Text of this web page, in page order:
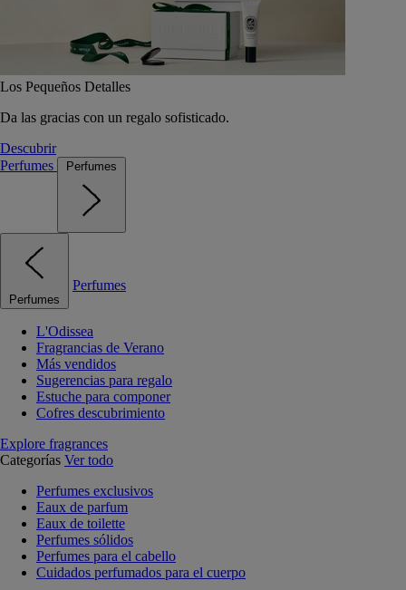
Los Pequeños Detalles
Da las gracias con un regalo sofisticado.
Descubrir
Perfumes
Perfumes
Perfumes
Perfumes
L'Odissea
Fragrancias de Verano
Más vendidos
Sugerencias para regalo
Estuche para componer
Cofres descubrimiento
Explore fragrances
Categorías Ver todo
Perfumes exclusivos
Eaux de parfum
Eaux de toilette
Perfumes sólidos
Perfumes para el cabello
Cuidados perfumados para el cuerpo